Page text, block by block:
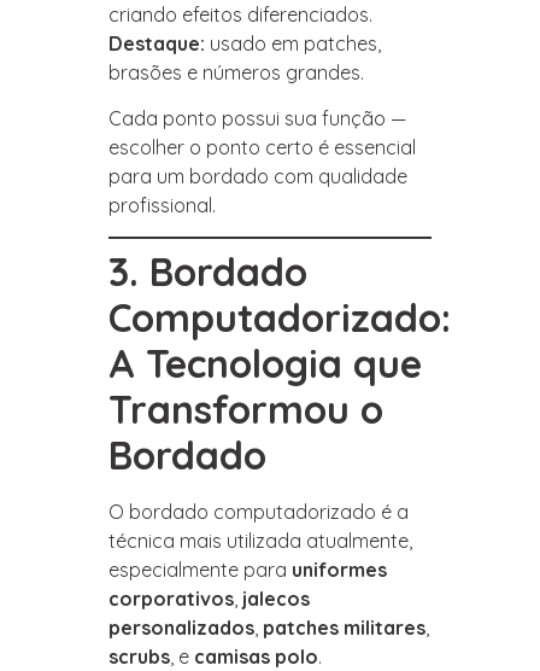
criando efeitos diferenciados.
Destaque: usado em patches,
brasões e números grandes.
Cada ponto possui sua função —
escolher o ponto certo é essencial
para um bordado com qualidade
profissional.
3. Bordado
Computadorizado:
A Tecnologia que
Transformou o
Bordado
O bordado computadorizado é a
técnica mais utilizada atualmente,
especialmente para uniformes
corporativos, jalecos
personalizados, patches militares,
scrubs, e camisas polo.